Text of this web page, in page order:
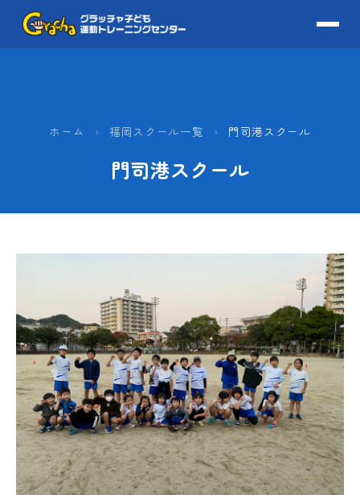
ホーム › 福岡スクール一覧 › 門司港スクール
門司港スクール